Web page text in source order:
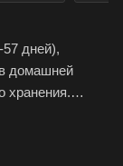
57 дней),
домашней
хранения.
кг, светло-